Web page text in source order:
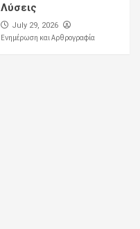
Λύσεις
July 29, 2026
Ενημέρωση και Αρθρογραφία